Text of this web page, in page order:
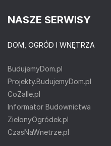
NASZE SERWISY
DOM, OGRÓD I WNĘTRZA
BudujemyDom.pl
Projekty.BudujemyDom.pl
CoZaIle.pl
Informator Budownictwa
ZielonyOgródek.pl
CzasNaWnetrze.pl